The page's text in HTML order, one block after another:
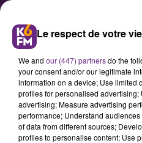
Un nouveau
d'addictologie
Le respect de votre
We and our (447) partnersdo the
your consent and/or our legitimate
information on a device; Use limited
profiles for personalised
advertising; Measure advertising
performance; Understand
of data from different sources;
profiles to personalise content; Use